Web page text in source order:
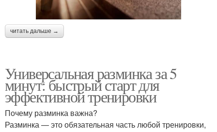
читать дальше →
Универсальная разминка за 5
минут: быстрый старт для
эффективной тренировки
Почему разминка важна?
Разминка — это обязательная часть любой тренировки,